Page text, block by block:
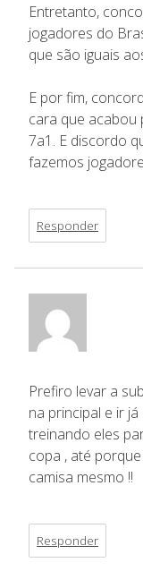
Entretanto,
jogadores do
que são iguais
E por fim,
cara que
7a1. E discordo
fazemos
Responder
Prefiro levar a
na principal e ir já
treinando eles
copa , até
camisa mesmo !!
Responder